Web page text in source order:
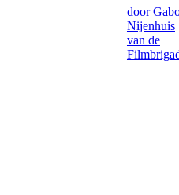
door
Nijenhuis
van de